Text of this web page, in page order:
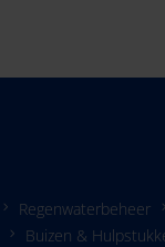
Regenwaterbeheer
Buizen &